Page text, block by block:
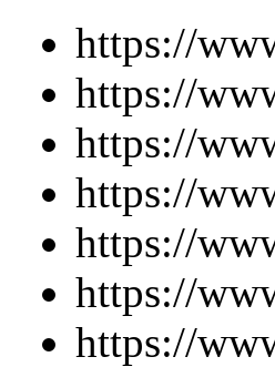
https://
https://
https://
https://
https://
https://
https://